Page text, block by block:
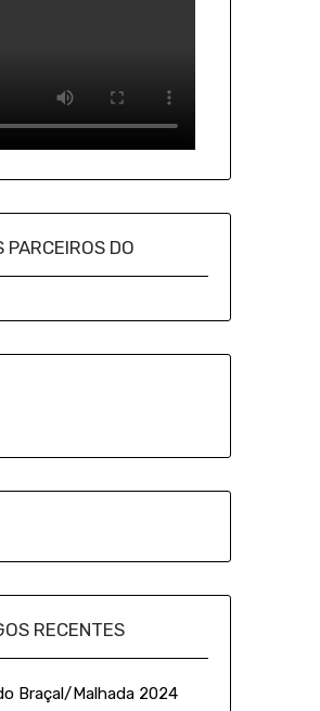
PARCEIROS DO
RECENTES
Braçal/Malhada 2024